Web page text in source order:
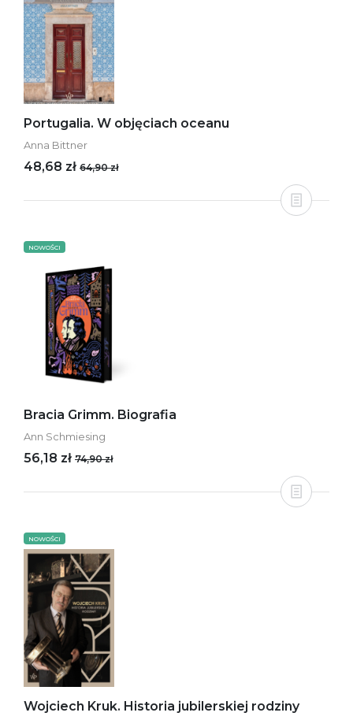
Portugalia. W objęciach oceanu
Anna Bittner
48,68 zł 64,90 zł
NOWOŚCI
Bracia Grimm. Biografia
Ann Schmiesing
56,18 zł 74,90 zł
NOWOŚCI
Wojciech Kruk. Historia jubilerskiej rodziny